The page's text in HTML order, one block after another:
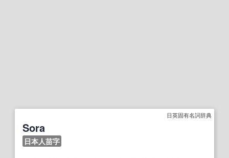
日英固有名詞辞典
Sora
日本人苗字